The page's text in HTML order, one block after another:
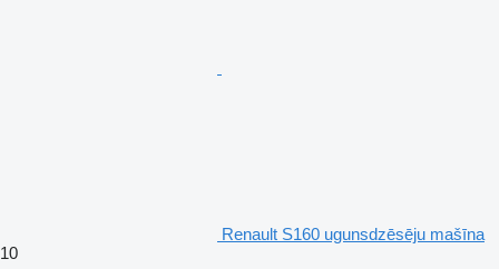
Renault S160 ugunsdzēsēju mašīna
10